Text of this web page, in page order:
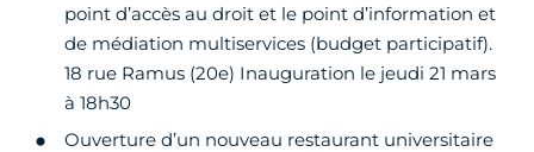
point d’accès au droit et le point d’information et
de médiation multiservices (budget participatif).
18 rue Ramus (20e) Inauguration le jeudi 21 mars
à 18h30
Ouverture d’un nouveau restaurant universitaire